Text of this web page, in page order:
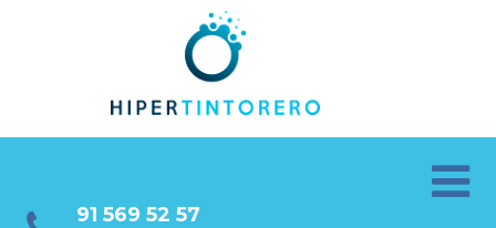
91 569 52 57